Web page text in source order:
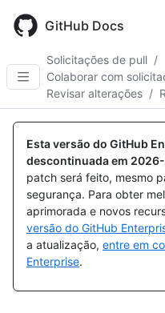
main
GitHub Docs
Solicitações de pull /
Colaborar com
Revisar alterações /
Esta versão do GitHub
descontinuada em
patch será feito, mesmo
segurança. Para obter
aprimorada e novos
versão do GitHub
a atualização, entre em
Enterprise.